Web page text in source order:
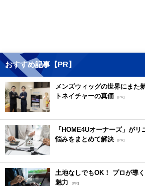
おすすめ記事【PR】
メンズウィッグの世界にまた
トネイチャーの真価 [PR]
「HOME4Uオーナーズ」が
悩みをまとめて解決 [PR]
土地なしでもOK！ プロが導
魅力
[PR]